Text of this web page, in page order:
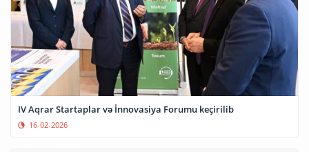
IV Aqrar Startaplar və İnnovasiya Forumu keçirilib
16-02-2026